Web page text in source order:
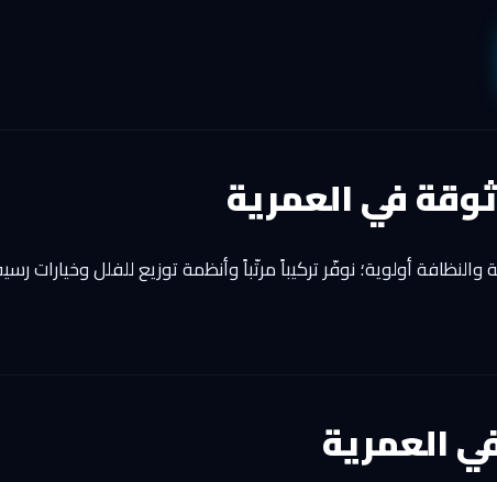
في العمرية
أولوية؛ نوفّر تركيباً مرتّباً وأنظمة توزيع للفلل وخيارات
العمرية